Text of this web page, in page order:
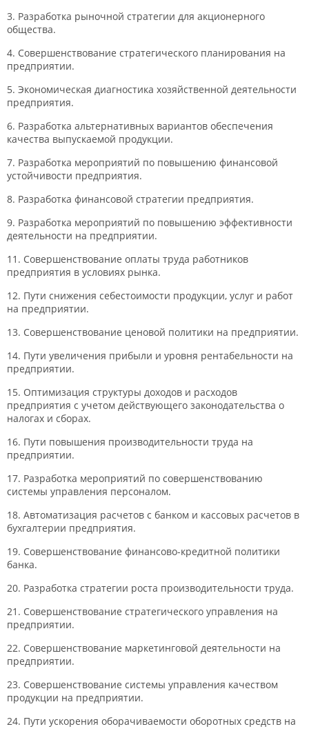
3. Разработка рыночной стратегии для акционерного
общества.
4. Совершенствование стратегического планирования на
предприятии.
5. Экономическая диагностика хозяйственной деятельности
предприятия.
6. Разработка альтернативных вариантов обеспечения
качества выпускаемой продукции.
7. Разработка мероприятий по повышению финансовой
устойчивости предприятия.
8. Разработка финансовой стратегии предприятия.
9. Разработка мероприятий по повышению эффективности
деятельности на предприятии.
11. Совершенствование оплаты труда работников
предприятия в условиях рынка.
12. Пути снижения себестоимости продукции, услуг и работ
на предприятии.
13. Совершенствование ценовой политики на предприятии.
14. Пути увеличения прибыли и уровня рентабельности на
предприятии.
15. Оптимизация структуры доходов и расходов
предприятия с учетом действующего законодательства о
налогах и сборах.
16. Пути повышения производительности труда на
предприятии.
17. Разработка мероприятий по совершенствованию
системы управления персоналом.
18. Автоматизация расчетов с банком и кассовых расчетов в
бухгалтерии предприятия.
19. Совершенствование финансово-кредитной политики
банка.
20. Разработка стратегии роста производительности труда.
21. Совершенствование стратегического управления на
предприятии.
22. Совершенствование маркетинговой деятельности на
предприятии.
23. Совершенствование системы управления качеством
продукции на предприятии.
24. Пути ускорения оборачиваемости оборотных средств на